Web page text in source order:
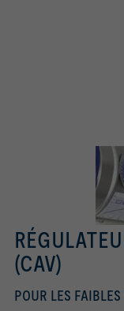
(CAV)
POUR LES